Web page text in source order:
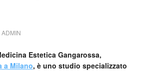
ADMIN
Estetica Gangarossa,
a Milano, è uno studio specializzato